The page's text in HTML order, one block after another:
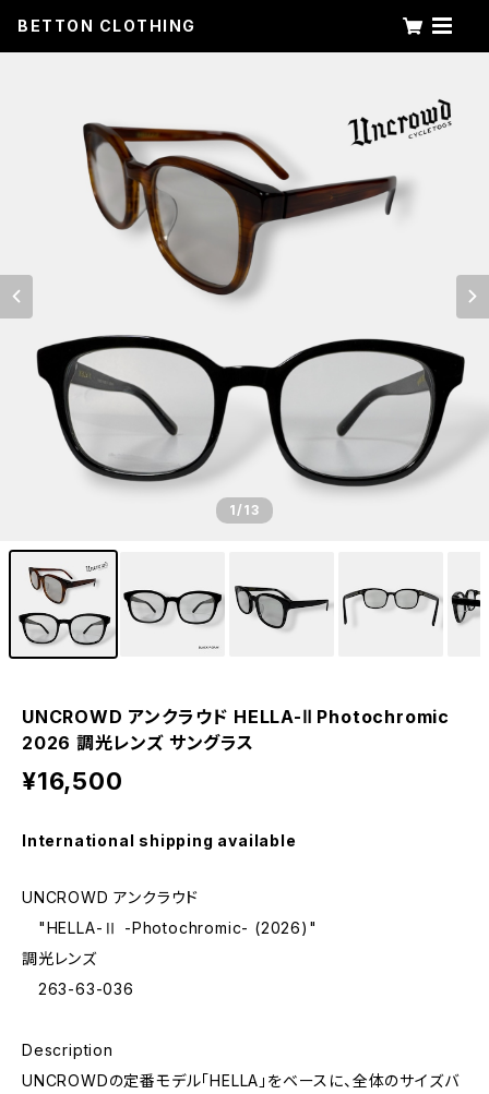
BETTON CLOTHING
1/13
UNCROWD アンクラウド HELLA-Ⅱ Photochromic
2026 調光レンズ サングラス
¥16,500
International shipping available
UNCROWD アンクラウド
"HELLA-Ⅱ -Photochromic- (2026)"
調光レンズ
263-63-036
Description
UNCROWDの定番モデル「HELLA」をベースに、全体のサイズバ